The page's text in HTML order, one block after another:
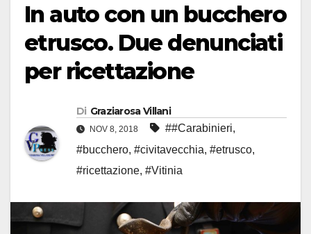
In auto con un bucchero
etrusco. Due denunciati
per ricettazione
Di Graziarosa Villani
NOV 8, 2018 ##Carabinieri,
#bucchero, #civitavecchia, #etrusco,
#ricettazione, #Vitinia